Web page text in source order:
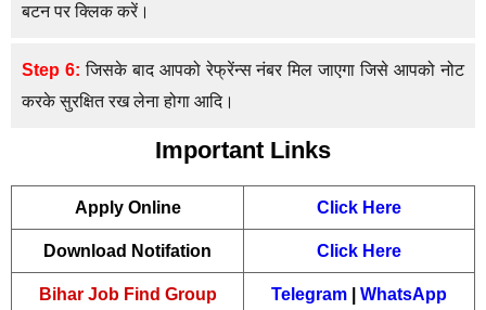
बटन पर क्लिक करें।
Step 6: जिसके बाद आपको रेफ्रेंन्स नंबर मिल जाएगा जिसे आपको नोट
करके सुरक्षित रख लेना होगा आदि।
Important Links
Apply Online Click Here
Download Notifation Click Here
Bihar Job Find Group Telegram WhatsApp